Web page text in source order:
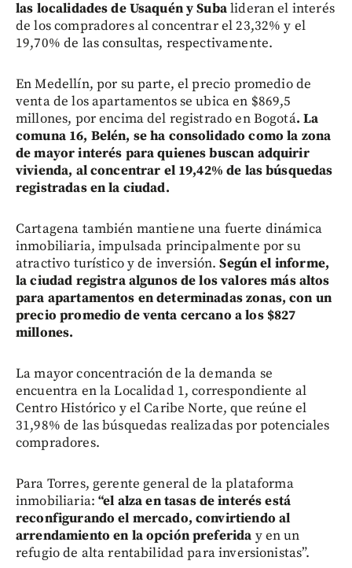
las localidades de Usaquén y Subalideran el interés
de los compradores al concentrar el 23,32% y el
19,70% de las consultas, respectivamente.
En Medellín, por su parte, el precio promedio de
venta de los apartamentos se ubica en $869,5
millones, por encima del registrado en Bogotá. La
comuna 16, Belén, se ha consolidado como la zona
de mayor interés para quienes buscan adquirir
vivienda, al concentrar el 19,42% de las búsquedas
registradas en la ciudad.
Cartagena también mantiene una fuerte dinámica
inmobiliaria, impulsada principalmente por su
atractivo turístico y de inversión.Según el informe,
la ciudad registra algunos de los valores más altos
para apartamentos en determinadas zonas, con un
precio promedio de venta cercano a los $827
millones.
La mayor concentración de la demanda se
encuentra en la Localidad 1, correspondiente al
Centro Histórico y el Caribe Norte, que reúne el
31,98% de las búsquedas realizadas por potenciales
compradores.
Para Torres, gerente general de la plataforma
inmobiliaria:“el alza en tasas de interés está
reconfigurando el mercado, convirtiendo al
arrendamiento en la opción preferida y en un
refugio de alta rentabilidad para inversionistas”.